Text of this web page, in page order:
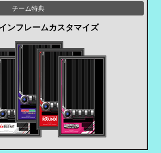
ンフレームカスタマイズ